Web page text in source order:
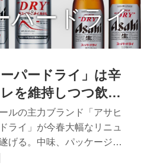
パードライ
ーパードライ」は辛
を維持しつつ飲み
！『アサヒスー
イ』が発売36年目
ルリニューアル
ルの主力ブランド「アサヒ
ライ」が今春大幅なリニュ
げる。中味、パッケージ、
ーションを同時に刷新する